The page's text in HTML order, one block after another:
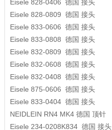
Eisele 828-0406 德国 接头
Eisele 828-0809 德国 接头
Eisele 833-0606 德国 接头
Eisele 833-0808 德国 接头
Eisele 832-0809 德国 接头
Eisele 832-0608 德国 接头
Eisele 832-0408 德国 接头
Eisele 875-0606 德国 接头
Eisele 833-0404 德国 接头
NEIDLEIN RN4 MK4 德国 顶针
Eisele 234-0208K834 德国 接头